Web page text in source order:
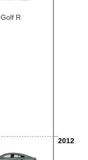
Golf R
2012